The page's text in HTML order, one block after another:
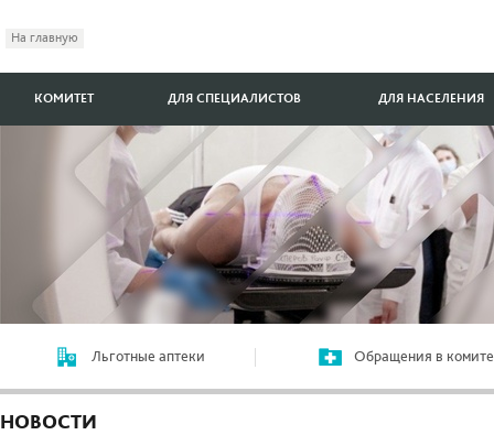
На главную
КОМИТЕТ ДЛЯ СПЕЦИАЛИСТОВ ДЛЯ НАСЕЛЕНИЯ
Льготные аптеки Обращения в
НОВОСТИ